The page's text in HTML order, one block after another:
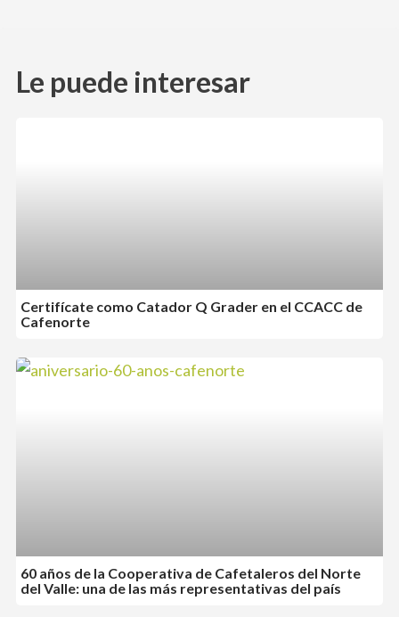
Le puede interesar
Certifícate como Catador Q Grader en el CCACC de
Cafenorte
60 años de la Cooperativa de Cafetaleros del Norte
del Valle: una de las más representativas del país